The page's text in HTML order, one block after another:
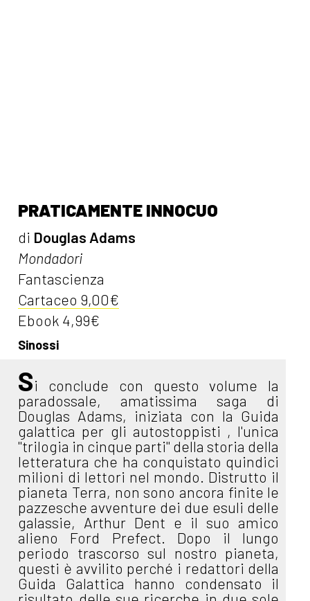
PRATICAMENTE INNOCUO
di Douglas Adams
Mondadori
Fantascienza
Cartaceo 9,00€
Ebook 4,99€
Sinossi
Si conclude con questo volume la
paradossale, amatissima saga di
Douglas Adams, iniziata con la Guida
galattica per gli autostoppisti , l'unica
"trilogia in cinque parti" della storia della
letteratura che ha conquistato quindici
milioni di lettori nel mondo. Distrutto il
pianeta Terra, non sono ancora finite le
pazzesche avventure dei due esuli delle
galassie, Arthur Dent e il suo amico
alieno Ford Prefect. Dopo il lungo
periodo trascorso sul nostro pianeta,
questi è avvilito perché i redattori della
Guida Galattica hanno condensato il